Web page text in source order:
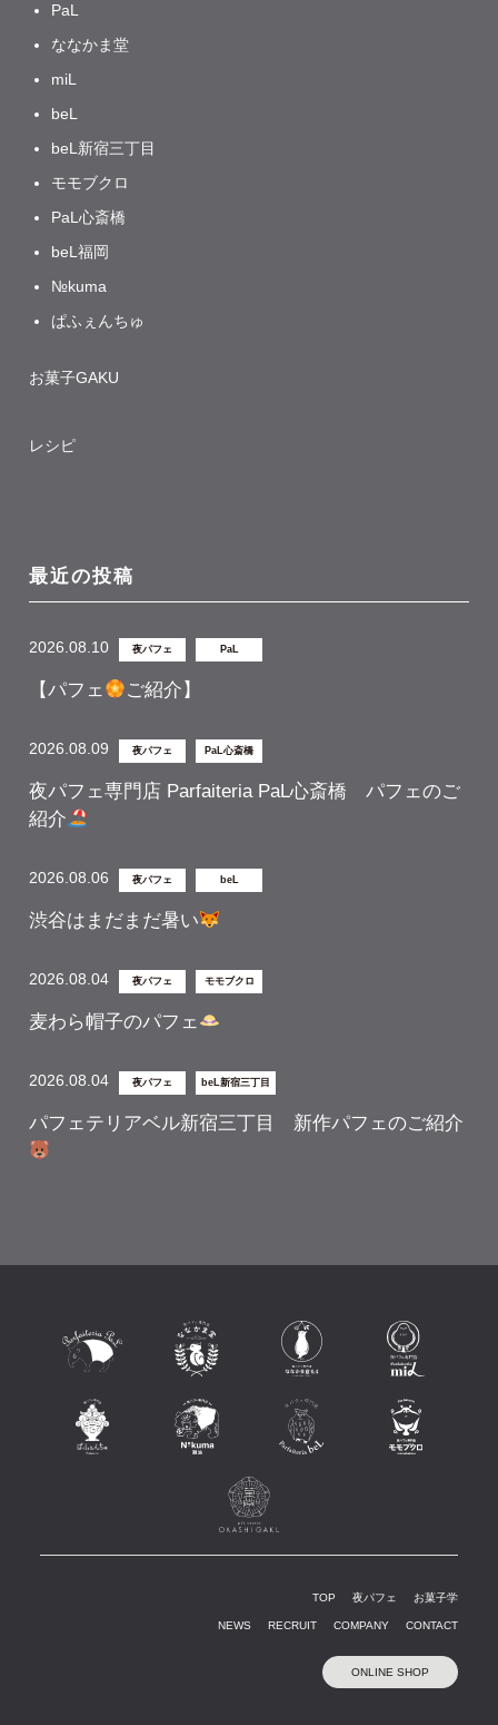
PaL
ななかま堂
miL
beL
beL新宿三丁目
モモブクロ
PaL心斎橋
beL福岡
№kuma
ぱふぇんちゅ
お菓子GAKU
レシピ
最近の投稿
2026.08.10 夜パフェ PaL
【パフェ ご紹介】
2026.08.09 夜パフェ PaL心斎橋
夜パフェ専門店 Parfaiteria PaL心斎橋 パフェのご
紹介
2026.08.06 夜パフェ beL
渋谷はまだまだ暑い
2026.08.04 夜パフェ モモブクロ
麦わら帽子のパフェ
2026.08.04 夜パフェ beL新宿三丁目
パフェテリアベル新宿三丁目 新作パフェのご紹介
TOP 夜パフェ お菓子学
NEWS RECRUIT COMPANY CONTACT
ONLINE SHOP